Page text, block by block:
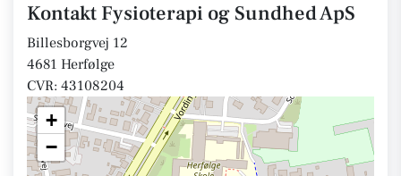
Kontakt Fysioterapi og Sundhed ApS
Billesborgvej 12
4681 Herfølge
CVR: 43108204
+
−